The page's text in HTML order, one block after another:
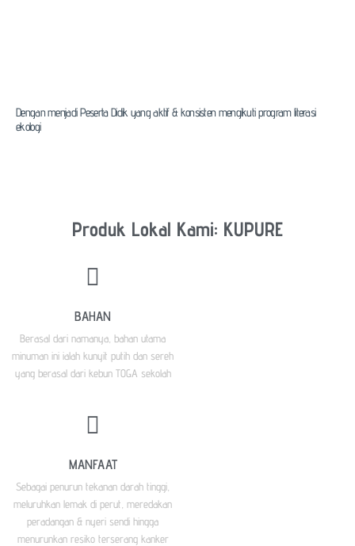
Dengan menjadi Peserta Didik yang aktif & konsisten mengikuti program literasi
ekologi
Produk Lokal Kami: KUPURE
BAHAN
Berasal dari namanya, bahan utama
minuman ini ialah kunyit putih dan sereh
yang berasal dari kebun TOGA sekolah
MANFAAT
Sebagai penurun tekanan darah tinggi,
meluruhkan lemak di perut, meredakan
peradangan & nyeri sendi hingga
menurunkan resiko terserang kanker